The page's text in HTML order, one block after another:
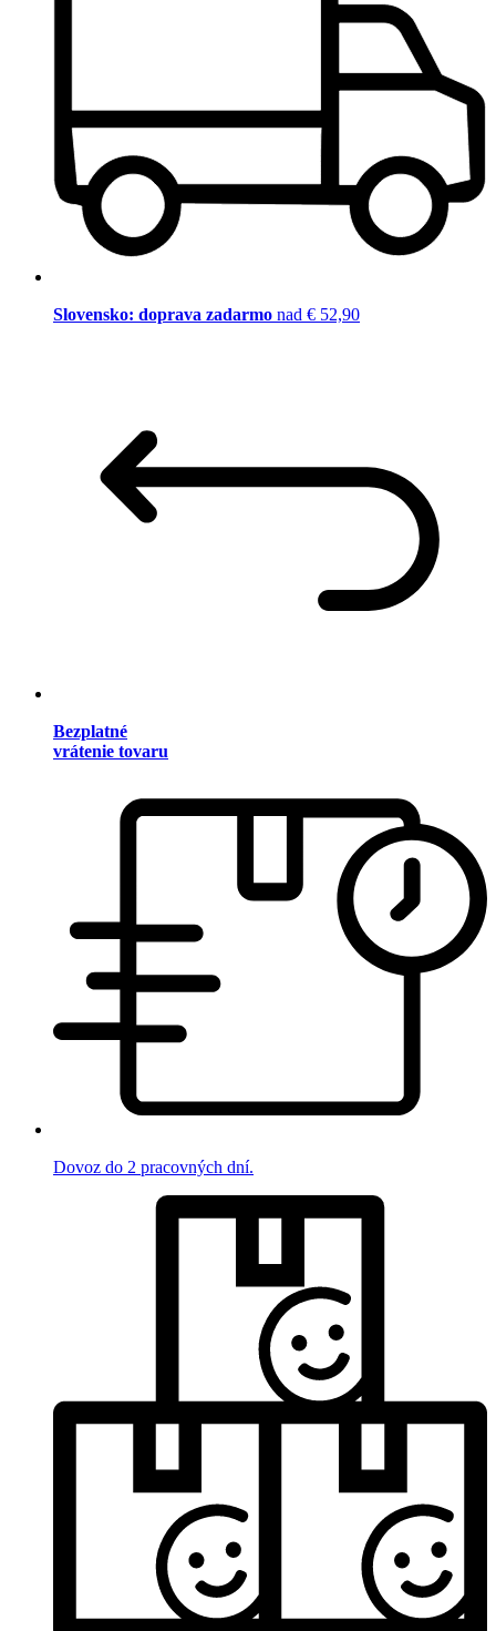
Slovensko: doprava zadarmo nad € 52,90
Bezplatné
vrátenie tovaru
Dovoz do 2 pracovných dní.